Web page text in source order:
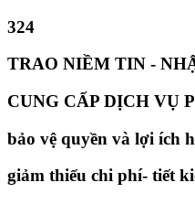
324
TRAO NIỀM TIN -
CUNG CẤP DỊCH VỤ
bảo vệ quyền và lợi ích
giảm thiếu chi phí- tiết